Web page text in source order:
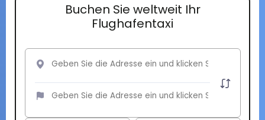
Buchen Sie weltweit Ihr
Flughafentaxi